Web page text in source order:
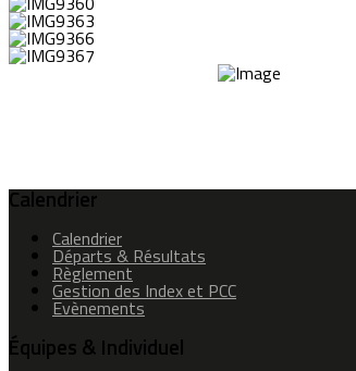
Calendrier
Calendrier
Départs & Résultats
Règlement
Gestion des Index et PCC
Evènements
Équipes & Individuel